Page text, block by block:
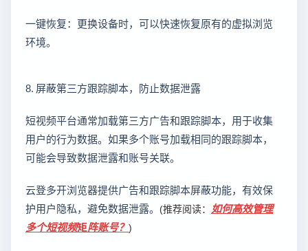
一键恢复：更换设备时，可以快速恢复原有的虚拟浏览
环境。
8. 屏蔽第三方跟踪脚本，防止数据泄露
短视频平台通常加载第三方广告和跟踪脚本，用于收集
用户的行为数据。如果多个账号加载相同的跟踪脚本，
可能会导致数据泄露和账号关联。
云登多开浏览器提供广告和跟踪脚本屏蔽功能，有效保
护用户隐私，避免数据泄露。 (推荐阅读： 如何高效管理
多个短视频矩阵账号？ )